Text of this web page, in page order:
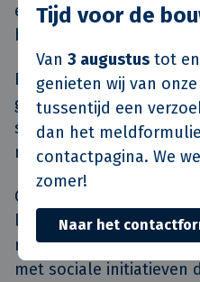
Tijd voor de
Van 3 augustus tot
genieten wij van
tussentijd een
dan het
contactpagina. We
zomer!
Naar het
en strekoefeningen
badminton, én
Beweging is voor
geen luxe, maar
stijfheid in rug, bekken
mogelijk onder
Onze missie is helder:
leefomgevingen
met duurzame
met sociale initiatieven